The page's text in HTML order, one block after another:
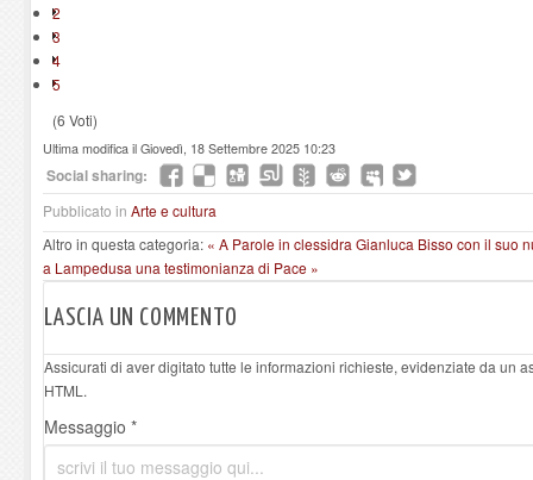
2
3
4
5
(6 Voti)
Ultima modifica il Giovedì, 18 Settembre 2025 10:23
Social sharing:
Pubblicato in Arte e cultura
Altro in questa categoria: « A Parole in clessidra Gianluca Bisso con il suo
a Lampedusa una testimonianza di Pace »
LASCIA UN COMMENTO
Assicurati di aver digitato tutte le informazioni richieste, evidenziate da un
HTML.
Messaggio *